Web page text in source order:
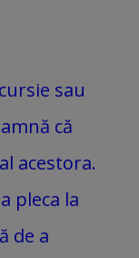
sau
că
acestora.
pleca la
de a